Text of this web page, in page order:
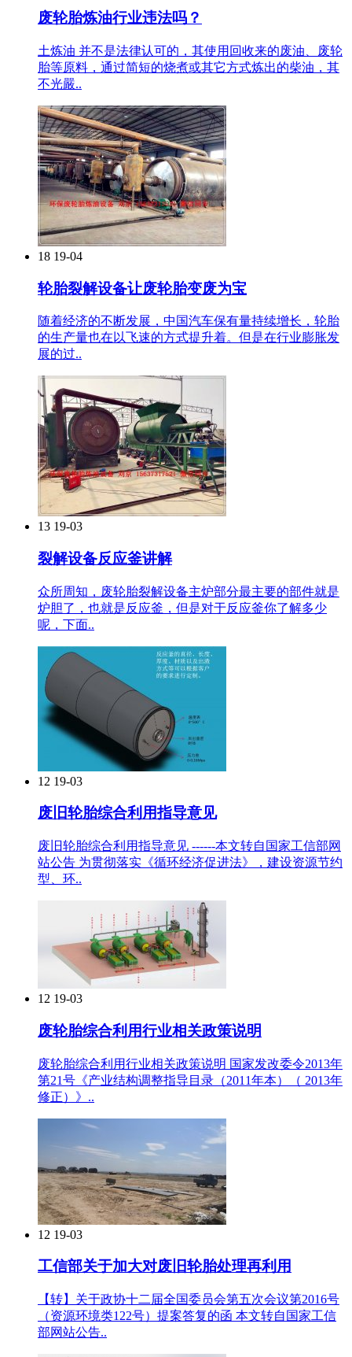
废轮胎炼油行业违法吗？
土炼油 并不是法律认可的，其使用回收来的废油、废轮
胎等原料，通过简短的烧煮或其它方式炼出的柴油，其
不光嚴..
18 19-04
轮胎裂解设备让废轮胎变废为宝
随着经济的不断发展，中国汽车保有量持续增长，轮胎
的生产量也在以飞速的方式提升着。但是在行业膨胀发
展的过..
13 19-03
裂解设备反应釜讲解
众所周知，废轮胎裂解设备主炉部分最主要的部件就是
炉胆了，也就是反应釜，但是对于反应釜你了解多少
呢，下面..
12 19-03
废旧轮胎综合利用指导意见
废旧轮胎综合利用指导意见 ------本文转自国家工信部网
站公告 为贯彻落实《循环经济促进法》，建设资源节约
型、环..
12 19-03
废轮胎综合利用行业相关政策说明
废轮胎综合利用行业相关政策说明 国家发改委令2013年
第21号《产业结构调整指导目录（2011年本）（ 2013年
修正）》..
12 19-03
工信部关于加大对废旧轮胎处理再利用
【转】关于政协十二届全国委员会第五次会议第2016号
（资源环境类122号）提案答复的函 本文转自国家工信
部网站公告..